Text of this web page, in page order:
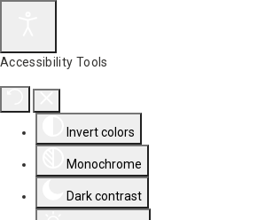
Accessibility Tools
Invert colors
Monochrome
Dark contrast